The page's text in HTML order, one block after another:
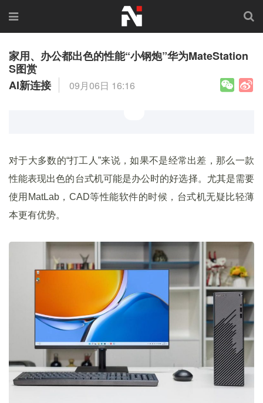
家用、办公都出色的性能“小钢炮”华为MateStation
S图赏
AI新连接
09月06日 16:16
对于大多数的“打工人”来说，如果不是经常出差，那么一款
性能表现出色的台式机可能是办公时的好选择。尤其是需要
使用MatLab，CAD等性能软件的时候，台式机无疑比轻薄
本更有优势。